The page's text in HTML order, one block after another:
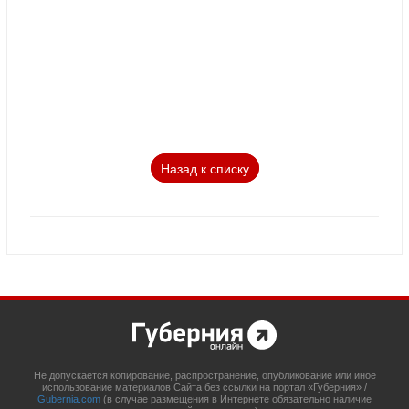
Назад к списку
Не допускается копирование, распространение, опубликование или иное
использование материалов Сайта без ссылки на портал «Губерния» /
Gubernia.com (в случае размещения в Интернете обязательно наличие